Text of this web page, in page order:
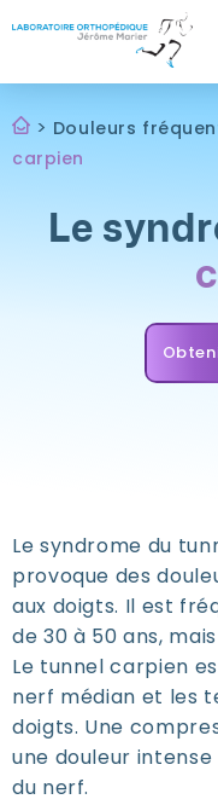
to
> Douleurs
carpien
Le
Le syndrome du
provoque des
aux doigts. Il est
de 30 à 50 ans,
Le tunnel carpien
nerf médian et les
doigts. Une
une douleur
du nerf.